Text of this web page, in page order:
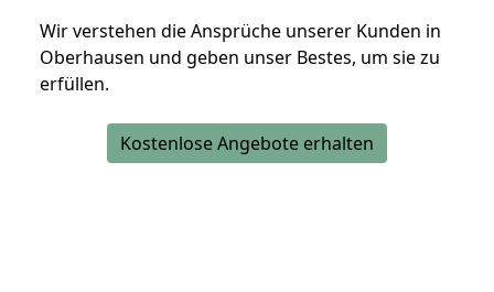
Wir verstehen die Ansprüche unserer Kunden in
Oberhausen und geben unser Bestes, um sie zu
erfüllen.
Kostenlose Angebote erhalten